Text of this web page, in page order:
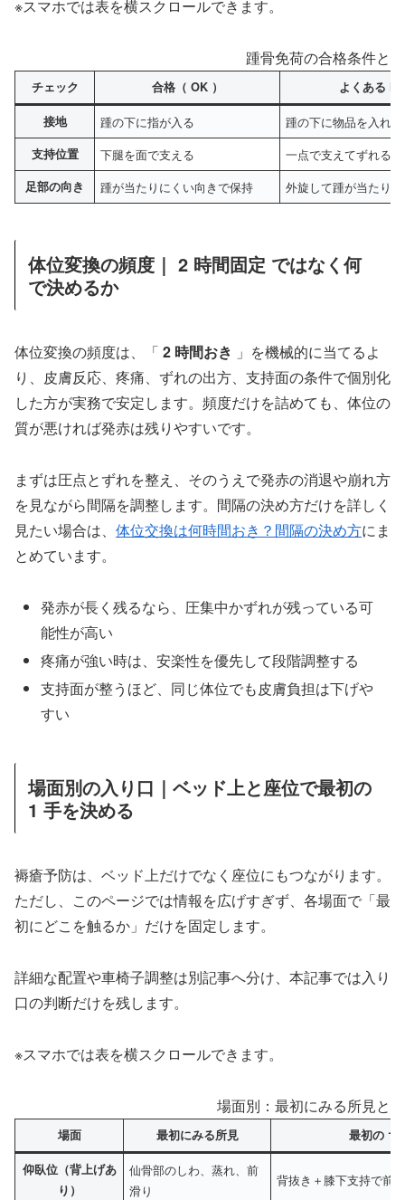
※スマホでは表を横スクロールできます。
踵骨免荷の合格条件と
チェック 合格（ OK ） よくある
接地 踵の下に指が入る 踵の下に物品を入れ
支持位置 下腿を面で支える 一点で支えてずれる
足部の向き 踵が当たりにくい向きで保持 外旋して踵が当たり
体位変換の頻度｜ 2 時間固定 ではなく何
で決めるか
体位変換の頻度は、「 2 時間おき 」を機械的に当てるよ
り、皮膚反応、疼痛、ずれの出方、支持面の条件で個別化
した方が実務で安定します。頻度だけを詰めても、体位の
質が悪ければ発赤は残りやすいです。
まずは圧点とずれを整え、そのうえで発赤の消退や崩れ方
を見ながら間隔を調整します。間隔の決め方だけを詳しく
見たい場合は、 体位交換は何時間おき？間隔の決め方にま
とめています。
発赤が長く残るなら、圧集中かずれが残っている可
能性が高い
疼痛が強い時は、安楽性を優先して段階調整する
支持面が整うほど、同じ体位でも皮膚負担は下げや
すい
場面別の入り口｜ベッド上と座位で最初の
1 手を決める
褥瘡予防は、ベッド上だけでなく座位にもつながります。
ただし、このページでは情報を広げすぎず、各場面で「最
初にどこを触るか」だけを固定します。
詳細な配置や車椅子調整は別記事へ分け、本記事では入り
口の判断だけを残します。
※スマホでは表を横スクロールできます。
場面別：最初にみる所見と
場面 最初にみる所見 最初の 1
仰臥位（背上げあ
り）
仙骨部のしわ、蒸れ、前
滑り
背抜き＋膝下支持で前